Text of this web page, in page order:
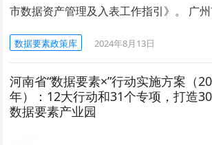
市数据资产管理及入表工作指引》。 广
数据要素政策库 2024年8月13日
河南省“数据要素×”行动实施方案（
年）：12大行动和31个专项，打造
数据要素产业园